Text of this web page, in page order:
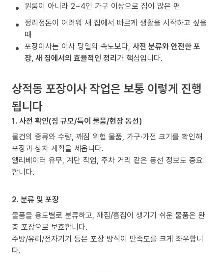
원룸이 아니라 2~4인 가구 이상으로 짐이 많은 편
정리정돈이 어려워 새 집에서 빠르게 생활을 시작하고 싶을
때
포장이사는 이사 당일의 속도보다, 사전 분류와 안전한 포
장, 새 집에서의 효율적인 정리가 핵심입니다.
상적동 포장이사 작업은 보통 이렇게 진행
됩니다
1. 사전 확인(짐 규모/특이 물품/현장 동선)
물건의 종류와 수량, 깨짐 위험 물품, 가구·가전 크기를 확인해
포장과 상차 계획을 세웁니다.
엘리베이터 유무, 계단 작업, 주차 거리 같은 동선 정보도 중요
합니다.
2. 분류 및 포장
물품을 용도별로 분류하고, 깨짐/흠집이 생기기 쉬운 물품은 완
충 포장으로 보호합니다.
주방/유리/전자기기 등은 포장 방식이 만족도를 크게 좌우합니
다.